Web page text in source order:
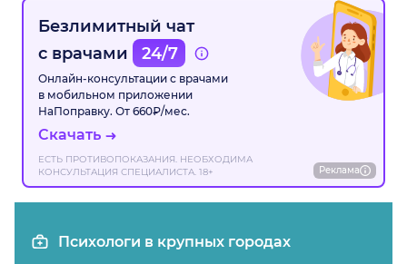
Безлимитный чат
с врачами
24/7
Онлайн-консультации с врачами
в мобильном приложении
НаПоправку. От 660₽/мес.
Скачать
ЕСТЬ ПРОТИВОПОКАЗАНИЯ. НЕОБХОДИМА
КОНСУЛЬТАЦИЯ СПЕЦИАЛИСТА. 18+
Реклама
Психологи в крупных городах